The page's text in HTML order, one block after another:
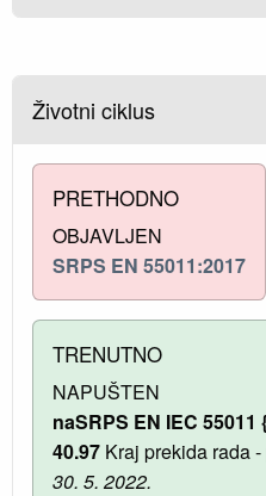
Životni ciklus
PRETHODNO
OBJAVLJEN
SRPS EN 55011:2017
TRENUTNO
NAPUŠTEN
naSRPS EN IEC 55011
40.97 Kraj prekida rada
30. 5. 2022.